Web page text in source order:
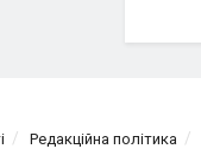
Редакційна політика